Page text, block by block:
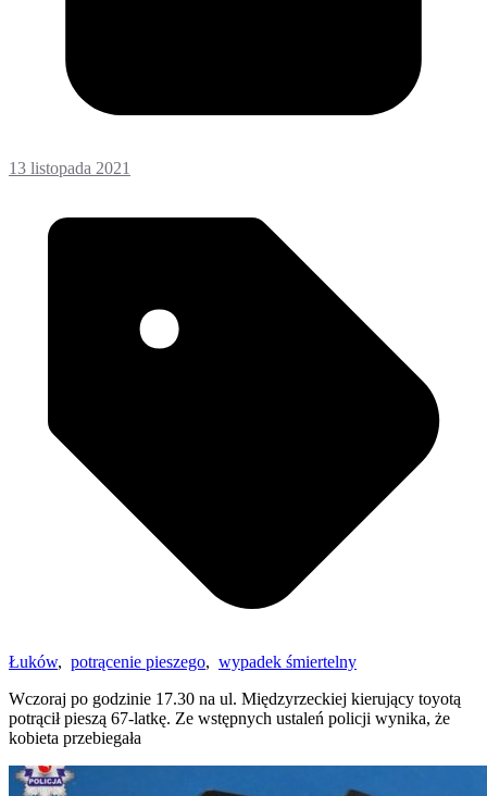
13 listopada 2021
Łuków, potrącenie pieszego, wypadek śmiertelny
Wczoraj po godzinie 17.30 na ul. Międzyrzeckiej kierujący toyotą
potrącił pieszą 67-latkę. Ze wstępnych ustaleń policji wynika, że
kobieta przebiegała